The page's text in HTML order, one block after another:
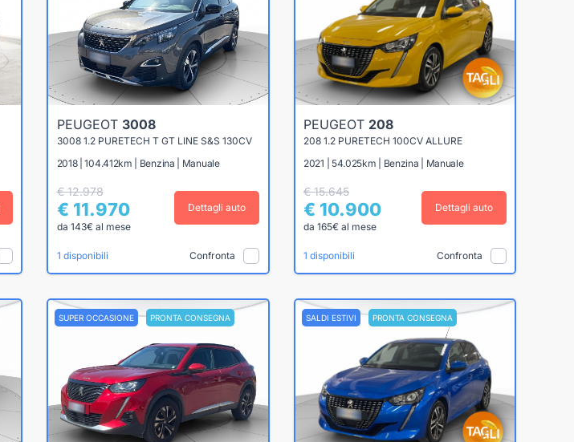
PEUGEOT 3008
3008 1.2 PURETECH T GT LINE S&S 130CV
2018 | 104.412km | Benzina | Manuale
€ 12.978
€ 11.970
da 143€ al mese
Dettagli auto
1 disponibili Confronta
PEUGEOT 208
208 1.2 PURETECH 100CV ALLURE
2021 | 54.025km | Benzina | Manuale
€ 15.645
€ 10.900
da 165€ al mese
Dettagli auto
1 disponibili Confronta
SUPER OCCASIONE PRONTA CONSEGNA SALDI ESTIVI PRONTA CONSEGNA